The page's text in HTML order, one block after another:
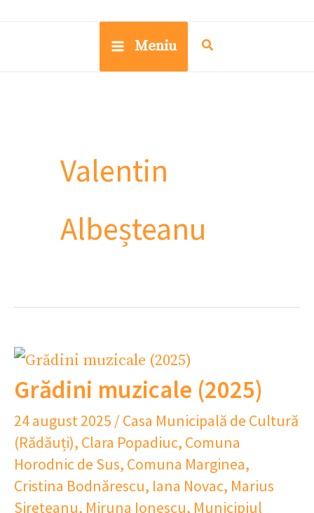
Meniu
Valentin
Albeșteanu
Grădini muzicale (2025)
24 august 2025 /Casa Municipală de Cultură
(Rădăuți), Clara Popadiuc, Comuna
Horodnic de Sus, Comuna Marginea,
Cristina Bodnărescu, Iana Novac, Marius
Sireteanu, Miruna Ionescu, Municipiul